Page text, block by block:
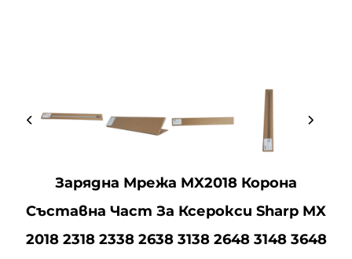
Зарядна Мрежа MX2018 Корона
Съставна Част За Ксерокси Sharp MX
2018 2318 2338 2638 3138 2648 3148 3648